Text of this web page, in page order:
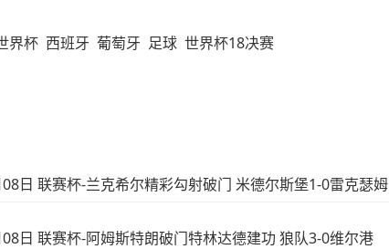
界杯 西班牙 葡萄牙 足球 世界杯18决赛
日 联赛杯-兰克希尔精彩勾射破门 米德尔斯堡1-0雷克瑟姆
日 联赛杯-阿姆斯特朗破门特林达德建功 狼队3-0维尔港